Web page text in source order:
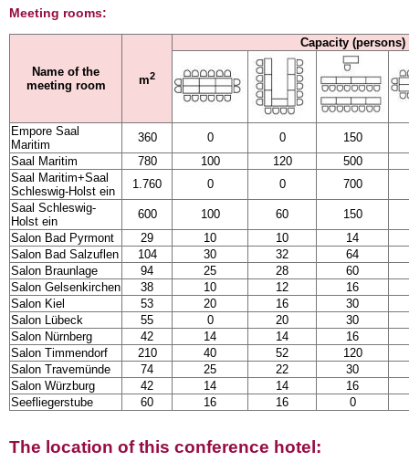
Meeting rooms:
Name of the
meeting room
m2
Capacity (persons)
Empore Saal
Maritim
360 0 0
150
Saal Maritim
780 100 120
500
Saal Maritim+Saal
Schleswig-Holst ein
1.760 0 0
700
Saal Schleswig-
Holst ein
600 100 60
150
Salon Bad Pyrmont
29 10 10
14
Salon Bad Salzuflen
104 30 32
64
Salon Braunlage
94 25 28
60
Salon Gelsenkirchen
38 10 12
16
Salon Kiel
53 20 16
30
Salon Lübeck
55 0 20
30
Salon Nürnberg
42 14 14
16
Salon Timmendorf
210 40 52
120
Salon Travemünde
74 25 22
30
Salon Würzburg
42 14 14
16
Seefliegerstube
60 16 16 0
The location of this conference hotel: